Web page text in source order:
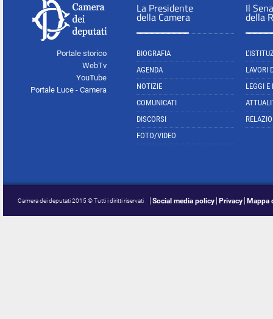
Portale storico
WebTv
YouTube
Portale Luce - Camera
La Presidente
della Camera
BIOGRAFIA
AGENDA
NOTIZIE
COMUNICATI
DISCORSI
FOTO/VIDEO
Il
della
LAVORI
LEGGI E
Camera dei deputati 2015 © Tutti i diritti riservati Social media policy Privacy Mappa